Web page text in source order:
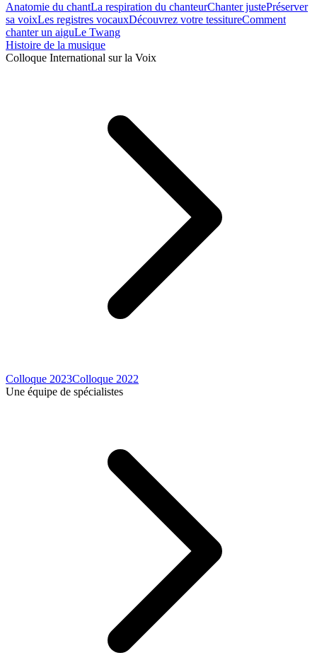
Anatomie du chantLa respiration du chanteurChanter justePréserver
sa voixLes registres vocauxDécouvrez votre tessitureComment
chanter un aiguLe Twang
Histoire de la musique
Colloque International sur la Voix
Colloque 2023Colloque 2022
Une équipe de spécialistes